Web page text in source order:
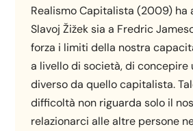
Realismo Capitalista (2009) ha
Slavoj Žižek sia a Fredric
forza i limiti della nostra
a livello di società, di concepire
diverso da quello capitalista.
difficoltà non riguarda solo il
relazionarci alle altre persone